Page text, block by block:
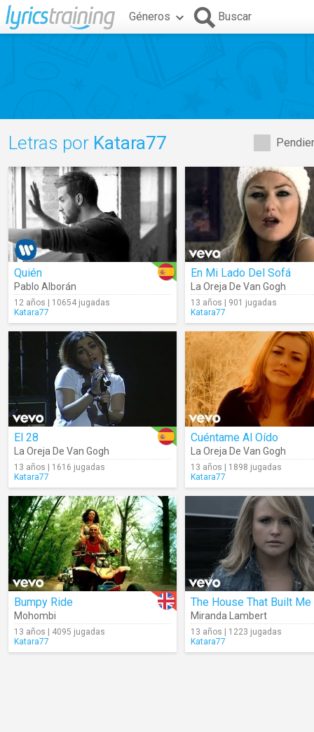
Géneros Buscar
Letras por Katara77
Quién
Pablo Alborán
12 años | 10654 jugadas
Katara77
En Mi Lado Del Sofá
La Oreja De Van Gogh
13 años | 901 jugadas
Katara77
El 28
La Oreja De Van Gogh
13 años | 1616 jugadas
Katara77
Cuéntame Al Oído
La Oreja De Van Gogh
13 años | 1898 jugadas
Katara77
Bumpy Ride
Mohombi
13 años | 4095 jugadas
Katara77
The House That Built Me
Miranda Lambert
13 años | 1223 jugadas
Katara77